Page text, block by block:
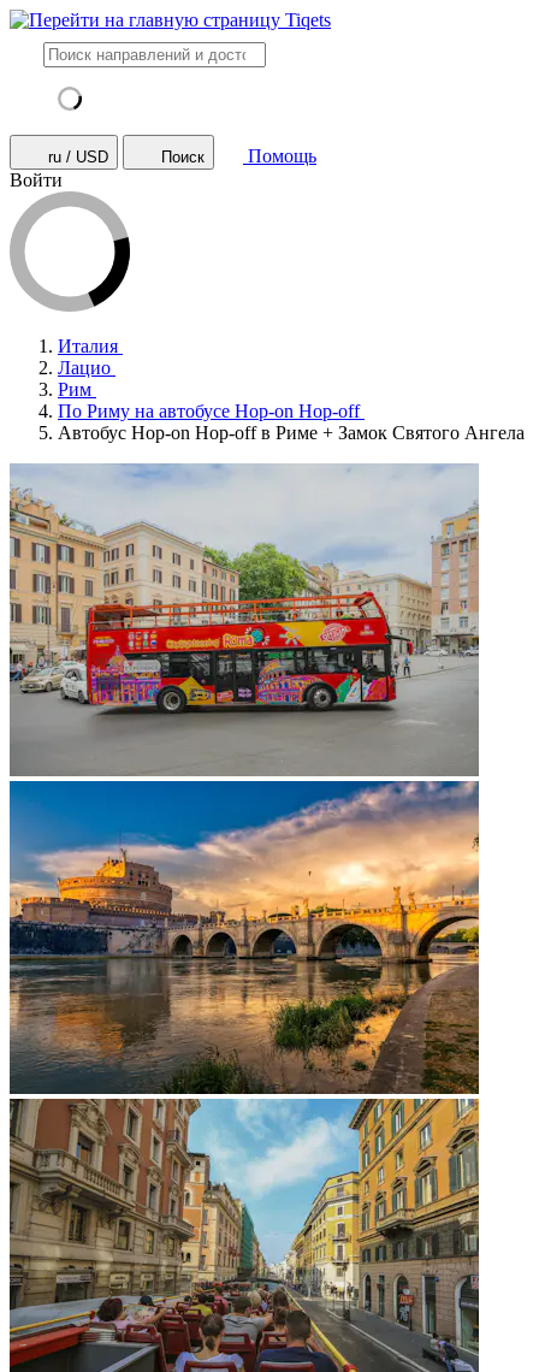
ru / USD Поиск
Помощь
Войти
Италия
Лацио
Рим
По Риму на автобусе Hop-on Hop-off
Автобус Hop-on Hop-off в Риме + Замок Святого Ангела